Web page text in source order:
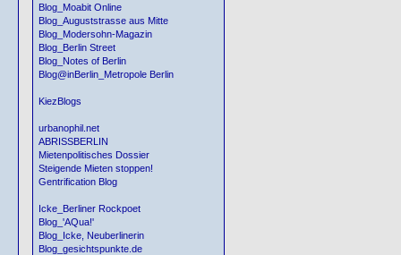
Blog_Moabit Online
Blog_Auguststrasse aus Mitte
Blog_Modersohn-Magazin
Blog_Berlin Street
Blog_Notes of Berlin
Blog@inBerlin_Metropole Berlin
KiezBlogs
urbanophil.net
ABRISSBERLIN
Mietenpolitisches Dossier
Steigende Mieten stoppen!
Gentrification Blog
Icke_Berliner Rockpoet
Blog_'AQua!'
Blog_Icke, Neuberlinerin
Blog_gesichtspunkte.de